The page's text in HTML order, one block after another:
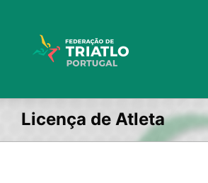
Licença de Atleta